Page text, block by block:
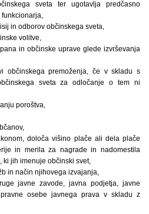
sveta ter ugotavlja predčasno
in odborov občinskega sveta,
volitve,
in občinske uprave glede izvrševanja
občinskega premoženja, če v skladu s
sveta za odločanje o tem ni
poroštva,
določa višino plače ali dela plače
in merila za nagrade in nadomestila
jih imenuje občinski svet,
in način njihovega izvajanja,
javne zavode, javna podjetja, javne
osebe javnega prava v skladu z